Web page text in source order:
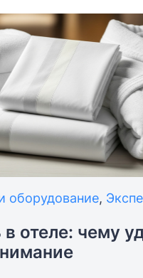
оборудование,
в отеле: чему